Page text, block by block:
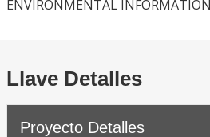
ENVIRONMENTAL
Llave Detalles
Proyecto Detalles